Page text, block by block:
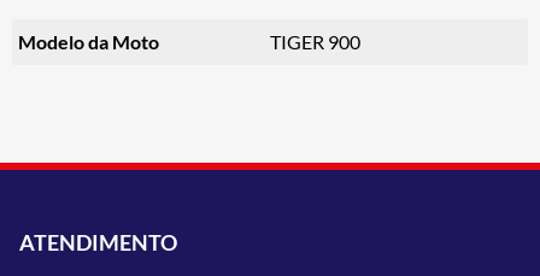
Modelo da Moto TIGER 900
ATENDIMENTO